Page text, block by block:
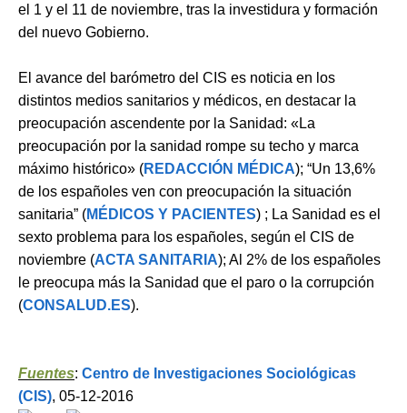
el 1 y el 11 de noviembre, tras la investidura y formación
del nuevo Gobierno.
El avance del barómetro del CIS es noticia en los
distintos medios sanitarios y médicos, en destacar la
preocupación ascendente por la Sanidad: «La
preocupación por la sanidad rompe su techo y marca
máximo histórico» (REDACCIÓN MÉDICA); “Un 13,6%
de los españoles ven con preocupación la situación
sanitaria” (MÉDICOS Y PACIENTES) ; La Sanidad es el
sexto problema para los españoles, según el CIS de
noviembre (ACTA SANITARIA); Al 2% de los españoles
le preocupa más la Sanidad que el paro o la corrupción
(CONSALUD.ES).
Fuentes: Centro de Investigaciones Sociológicas
(CIS), 05-12-2016